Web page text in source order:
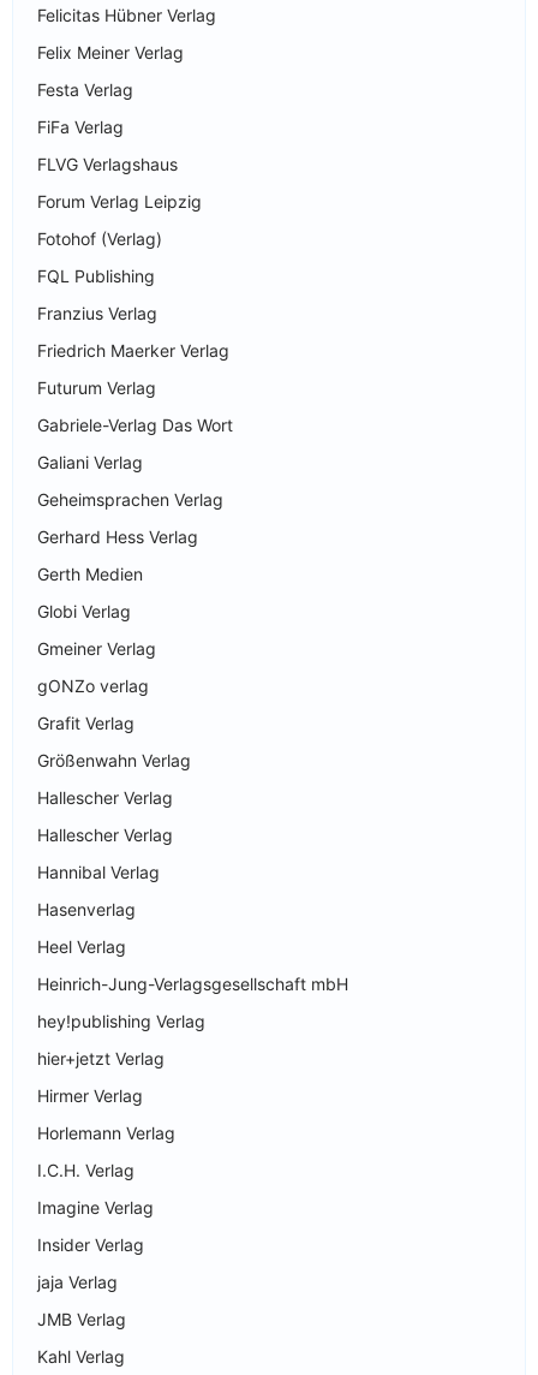
Felicitas Hübner Verlag
Felix Meiner Verlag
Festa Verlag
FiFa Verlag
FLVG Verlagshaus
Forum Verlag Leipzig
Fotohof (Verlag)
FQL Publishing
Franzius Verlag
Friedrich Maerker Verlag
Futurum Verlag
Gabriele-Verlag Das Wort
Galiani Verlag
Geheimsprachen Verlag
Gerhard Hess Verlag
Gerth Medien
Globi Verlag
Gmeiner Verlag
gONZo verlag
Grafit Verlag
Größenwahn Verlag
Hallescher Verlag
Hallescher Verlag
Hannibal Verlag
Hasenverlag
Heel Verlag
Heinrich-Jung-Verlagsgesellschaft mbH
hey!publishing Verlag
hier+jetzt Verlag
Hirmer Verlag
Horlemann Verlag
I.C.H. Verlag
Imagine Verlag
Insider Verlag
jaja Verlag
JMB Verlag
Kahl Verlag